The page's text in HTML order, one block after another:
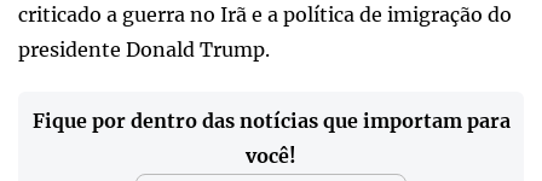
criticado a guerra no Irã e a política de imigração do
presidente Donald Trump.
Fique por dentro das notícias que importam para
você!